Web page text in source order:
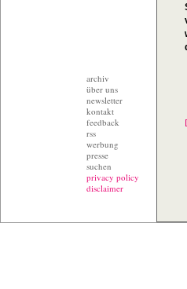
archiv
über uns
newsletter
kontakt
feedback
rss
werbung
presse
suchen
privacy policy
disclaimer